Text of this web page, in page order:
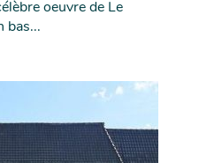
oeuvre de Le
bas...